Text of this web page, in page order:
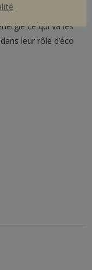
au
ce qui va les
leur rôle d’éco